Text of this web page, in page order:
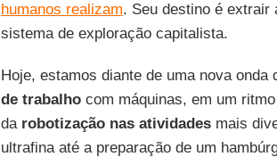
humanos realizam. Seu destino é extrair
sistema de exploração capitalista.
Hoje, estamos diante de uma nova onda
de trabalhocom máquinas, em um
da robotização nas atividadesmais
ultrafina até a preparação de um